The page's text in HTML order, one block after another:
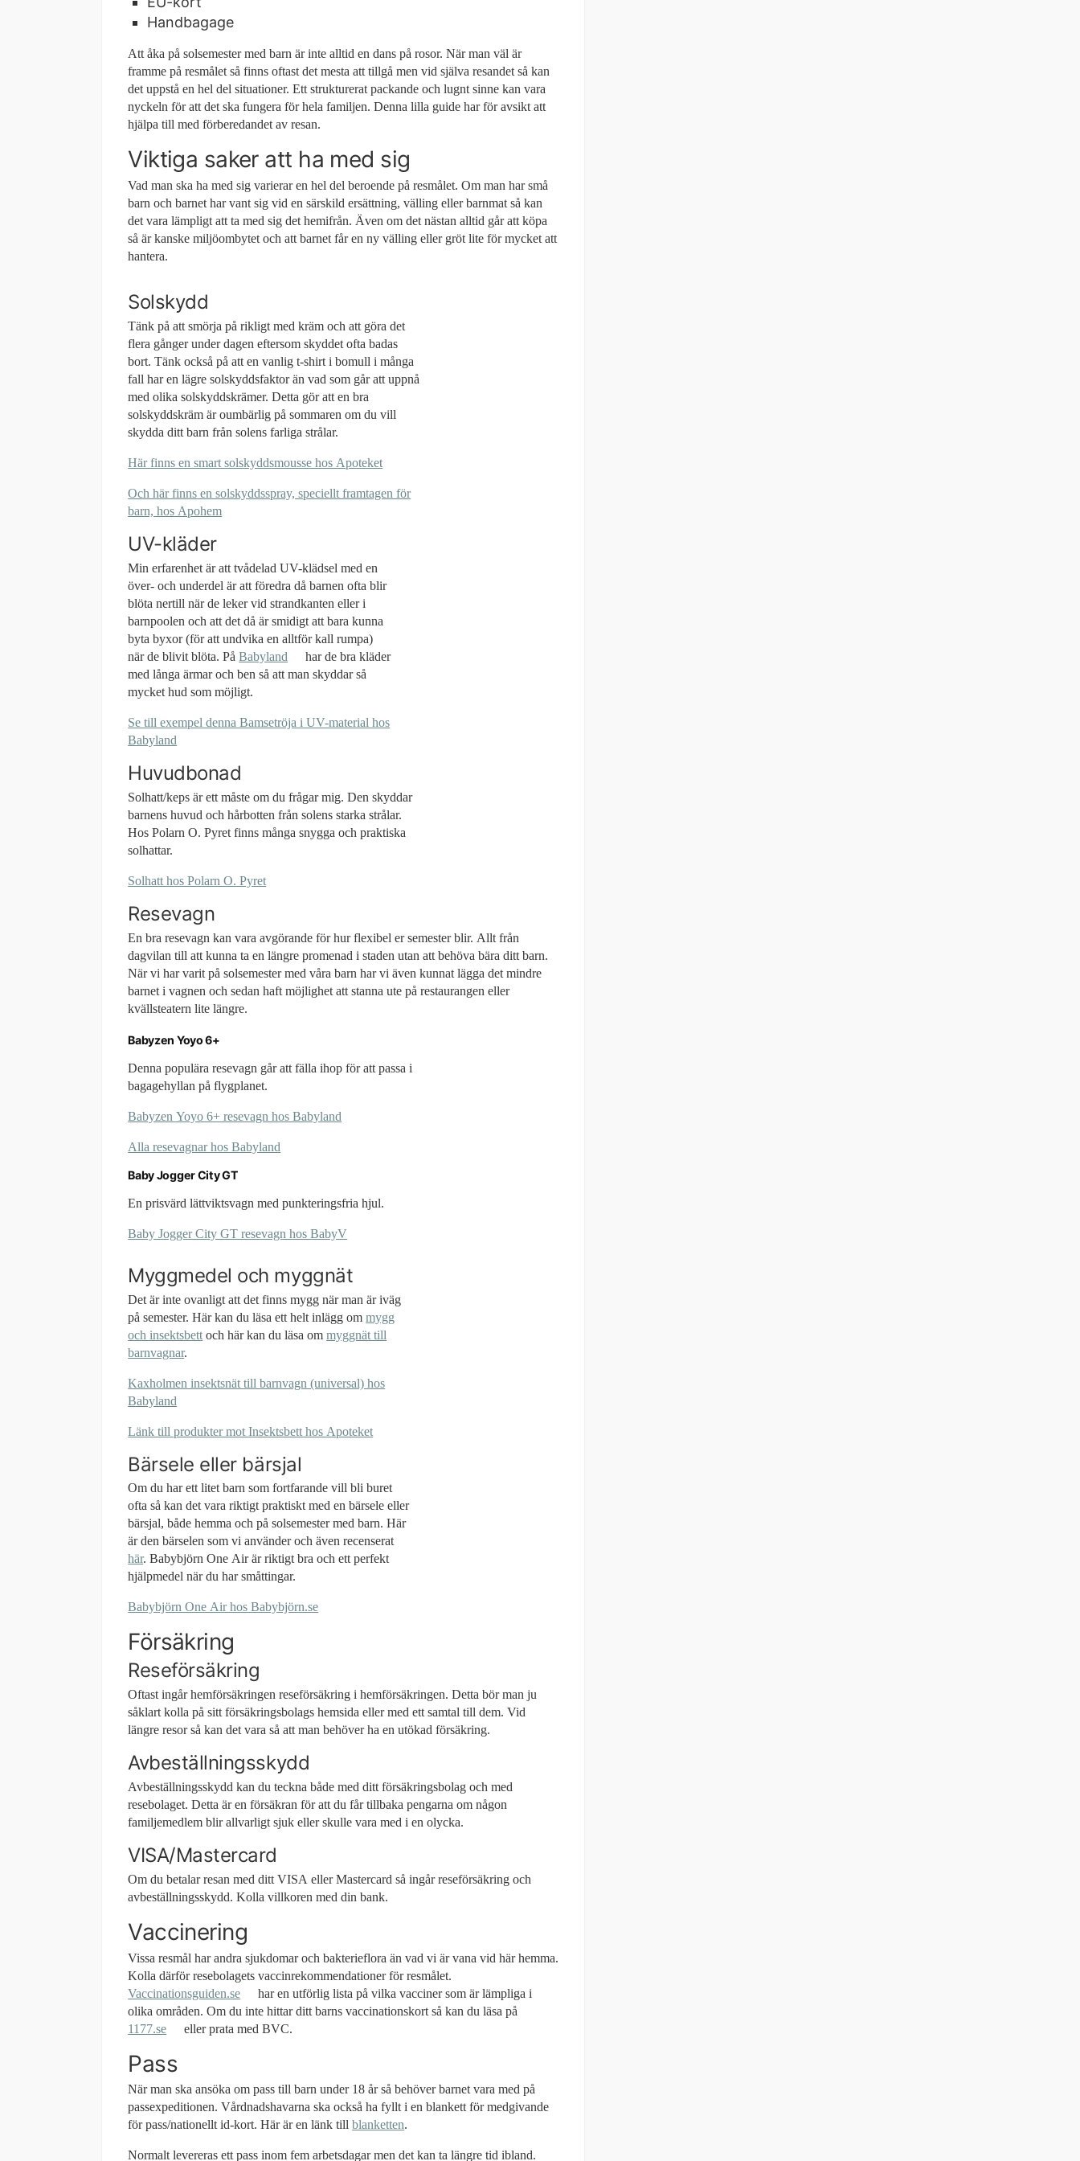
Handbagage
Att åka på solsemester med barn är inte alltid en dans på rosor. När man väl är
framme på resmålet så finns oftast det mesta att tillgå men vid själva resandet så kan
det uppstå en hel del situationer. Ett strukturerat packande och lugnt sinne kan vara
nyckeln för att det ska fungera för hela familjen. Denna lilla guide har för avsikt att
hjälpa till med förberedandet av resan.
Viktiga saker att ha med sig
Vad man ska ha med sig varierar en hel del beroende på resmålet. Om man har små
barn och barnet har vant sig vid en särskild ersättning, välling eller barnmat så kan
det vara lämpligt att ta med sig det hemifrån. Även om det nästan alltid går att köpa
så är kanske miljöombytet och att barnet får en ny välling eller gröt lite för mycket att
hantera.
Solskydd
Tänk på att smörja på rikligt med kräm och att göra det
flera gånger under dagen eftersom skyddet ofta badas
bort. Tänk också på att en vanlig t-shirt i bomull i många
fall har en lägre solskyddsfaktor än vad som går att uppnå
med olika solskyddskrämer. Detta gör att en bra
solskyddskräm är oumbärlig på sommaren om du vill
skydda ditt barn från solens farliga strålar.
Här finns en smart solskyddsmousse hos Apoteket
Och här finns en solskyddsspray, speciellt framtagen för
barn, hos Apohem
UV-kläder
Min erfarenhet är att tvådelad UV-klädsel med en
över- och underdel är att föredra då barnen ofta blir
blöta nertill när de leker vid strandkanten eller i
barnpoolen och att det då är smidigt att bara kunna
byta byxor (för att undvika en alltför kall rumpa)
när de blivit blöta. PåBabyland
har de bra kläder
med långa ärmar och ben så att man skyddar så
mycket hud som möjligt.
Se till exempel denna Bamsetröja i UV-material hos
Babyland
Huvudbonad
Solhatt/keps är ett måste om du frågar mig. Den skyddar
barnens huvud och hårbotten från solens starka strålar.
Hos Polarn O. Pyret finns många snygga och praktiska
solhattar.
Solhatt hos Polarn O. Pyret
Resevagn
En bra resevagn kan vara avgörande för hur flexibel er semester blir. Allt från
dagvilan till att kunna ta en längre promenad i staden utan att behöva bära ditt barn.
När vi har varit på solsemester med våra barn har vi även kunnat lägga det mindre
barnet i vagnen och sedan haft möjlighet att stanna ute på restaurangen eller
kvällsteatern lite längre.
Babyzen Yoyo 6+
Denna populära resevagn går att fälla ihop för att passa i
bagagehyllan på flygplanet.
Babyzen Yoyo 6+ resevagn hos Babyland
Alla resevagnar hos Babyland
Baby Jogger City GT
En prisvärd lättviktsvagn med punkteringsfria hjul.
Baby Jogger City GT resevagn hos BabyV
Myggmedel och myggnät
Det är inte ovanligt att det finns mygg när man är iväg
på semester. Här kan du läsa ett helt inlägg ommygg
och insektsbettoch här kan du läsa ommyggnät till
barnvagnar.
Kaxholmen insektsnät till barnvagn (universal) hos
Babyland
Länk till produkter mot Insektsbett hos Apoteket
Bärsele eller bärsjal
Om du har ett litet barn som fortfarande vill bli buret
ofta så kan det vara riktigt praktiskt med en bärsele eller
bärsjal, både hemma och på solsemester med barn. Här
är den bärselen som vi använder och även recenserat
här. Babybjörn One Air är riktigt bra och ett perfekt
hjälpmedel när du har småttingar.
Babybjörn One Air hos Babybjörn.se
Försäkring
Reseförsäkring
Oftast ingår hemförsäkringen reseförsäkring i hemförsäkringen. Detta bör man ju
såklart kolla på sitt försäkringsbolags hemsida eller med ett samtal till dem. Vid
längre resor så kan det vara så att man behöver ha en utökad försäkring.
Avbeställningsskydd
Avbeställningsskydd kan du teckna både med ditt försäkringsbolag och med
resebolaget. Detta är en försäkran för att du får tillbaka pengarna om någon
familjemedlem blir allvarligt sjuk eller skulle vara med i en olycka.
VISA/Mastercard
Om du betalar resan med ditt VISA eller Mastercard så ingår reseförsäkring och
avbeställningsskydd. Kolla villkoren med din bank.
Vaccinering
Vissa resmål har andra sjukdomar och bakterieflora än vad vi är vana vid här hemma.
Kolla därför resebolagets vaccinrekommendationer för resmålet.
Vaccinationsguiden.se
har en utförlig lista på vilka vacciner som är lämpliga i
olika områden. Om du inte hittar ditt barns vaccinationskort så kan du läsa på
1177.se
eller prata med BVC.
Pass
När man ska ansöka om pass till barn under 18 år så behöver barnet vara med på
passexpeditionen. Vårdnadshavarna ska också ha fyllt i en blankett för medgivande
för pass/nationellt id-kort. Här är en länk tillblanketten.
Normalt levereras ett pass inom fem arbetsdagar men det kan ta längre tid ibland.